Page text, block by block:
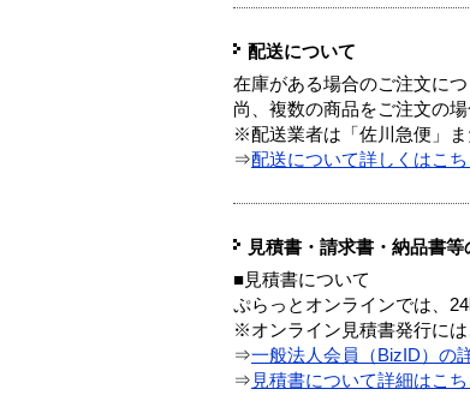
配送について
在庫がある場合のご注文に
尚、複数の商品をご注文の
※配送業者は「佐川急便」
⇒配送について詳しくはこち
見積書・請求書・納品書等
■見積書について
ぷらっとオンラインでは、
※オンライン見積書発行には
⇒一般法人会員（BizID）の
⇒ 見積書について詳細はこち